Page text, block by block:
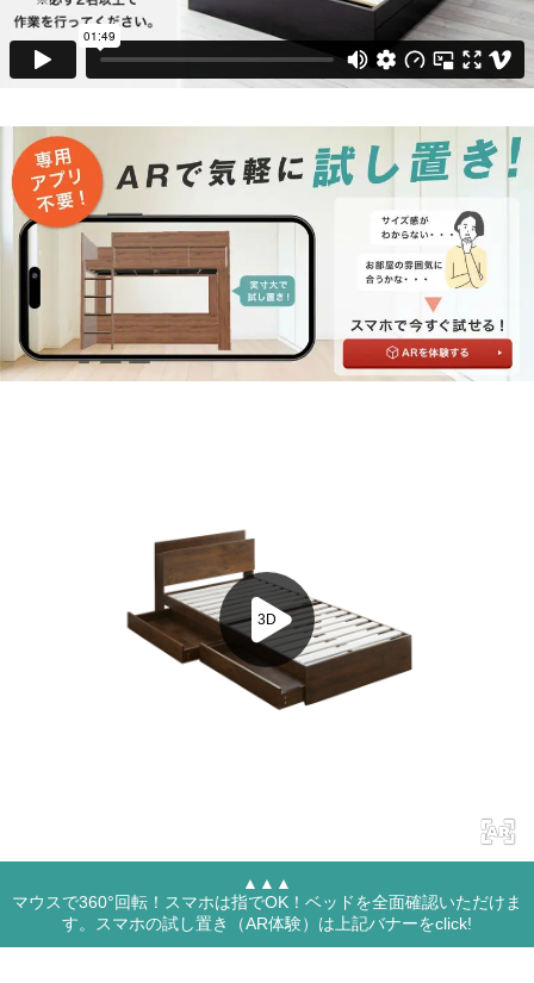
▲▲▲
マウスで360°回転！スマホは指でOK！ベッドを全面確認いただけま
す。スマホの試し置き（AR体験）は上記バナーをclick!